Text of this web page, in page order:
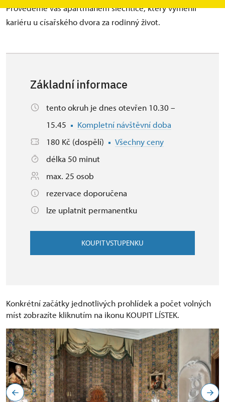
Provedeme vás apartmánem šlechtice, který vyměnil
kariéru u císařského dvora za rodinný život.
Základní informace
tento okruh je dnes otevřen 10.30 –
15.45
Kompletní návštěvní doba
180 Kč (dospělí)
Všechny ceny
délka 50 minut
max. 25 osob
rezervace doporučena
lze uplatnit permanentku
KOUPIT VSTUPENKU
Konkrétní začátky jednotlivých prohlídek a počet volných
míst zobrazíte kliknutím na ikonu KOUPIT LÍSTEK.